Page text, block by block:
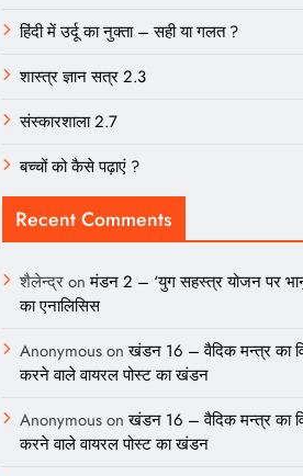
हिंदी में उर्दू का नुक्ता – सही या गलत ?
शास्त्र ज्ञान सत्र 2.3
संस्कारशाला 2.7
बच्चों को कैसे पढ़ाएं ?
Recent Comments
शैलेन्द्रonमंडन 2 – ‘युग सहस्त्र योजन पर
का एनालिसिस
Anonymousonखंडन 16 – वैदिक मन्त्र का
करने वाले वायरल पोस्ट का खंडन
Anonymousonखंडन 16 – वैदिक मन्त्र का
करने वाले वायरल पोस्ट का खंडन